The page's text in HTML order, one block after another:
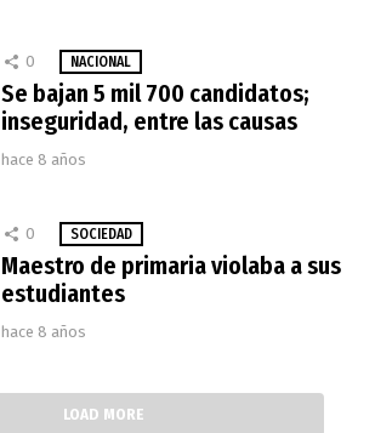
0 NACIONAL
Se bajan 5 mil 700 candidatos;
inseguridad, entre las causas
hace 8 años
0 SOCIEDAD
Maestro de primaria violaba a sus
estudiantes
hace 8 años
LOAD MORE